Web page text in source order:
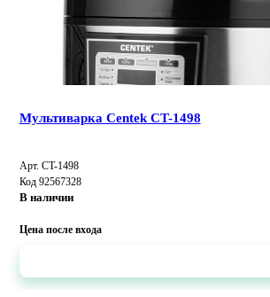
Мультиварка Centek CT-1498
Арт. CT-1498
Код 92567328
В наличии
Цена после входа